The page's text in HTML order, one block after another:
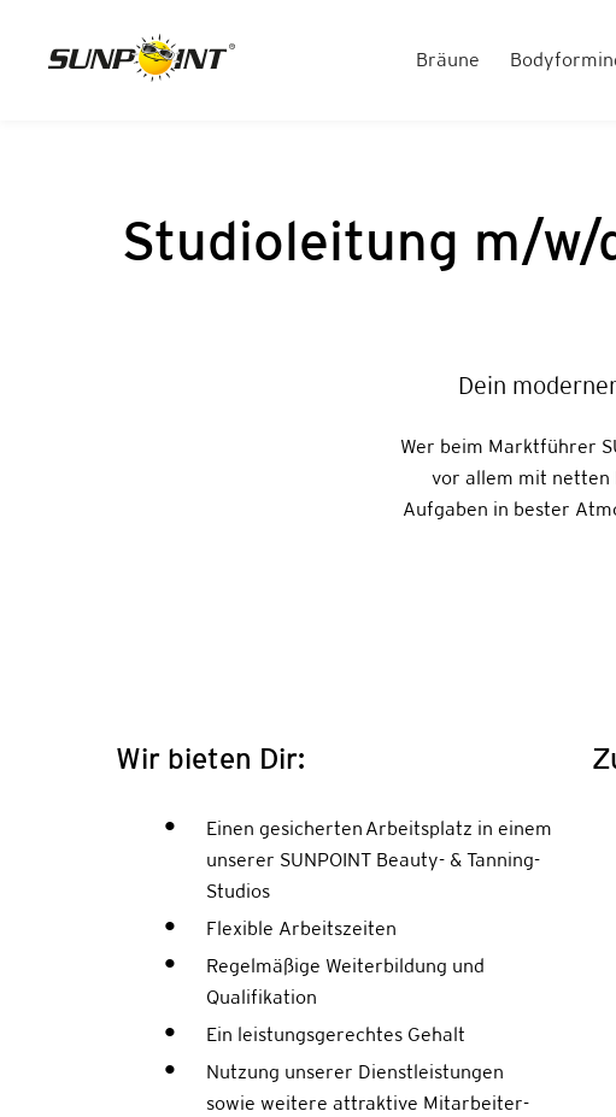
Bräune
Studioleitung m/w/
Dein
Wer beim Marktführer
vor allem mit netten
Aufgaben in bester
Wir bieten Dir:
Einen gesicherten Arbeitsplatz in einem
unserer SUNPOINT Beauty- & Tanning-
Studios
Flexible Arbeitszeiten
Regelmäßige Weiterbildung und
Qualifikation
Ein leistungsgerechtes Gehalt
Nutzung unserer Dienstleistungen
sowie weitere attraktive Mitarbeiter-